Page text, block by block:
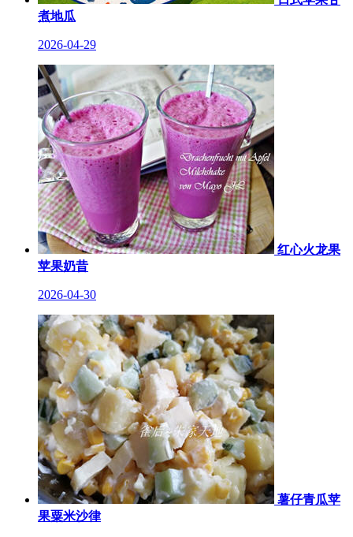
煮地瓜
2026-04-29
红心火龙果
苹果奶昔
2026-04-30
薯仔青瓜苹
果粟米沙律